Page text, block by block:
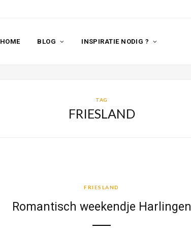
HOME BLOG INSPIRATIE NODIG ?
TAG
FRIESLAND
FRIESLAND
Romantisch weekendje Harlingen